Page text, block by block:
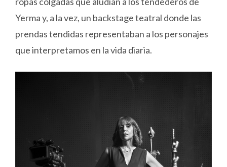
Yerma y, a la vez, un backstage teatral donde las
prendas tendidas representaban a los personajes
que interpretamos en la vida diaria.